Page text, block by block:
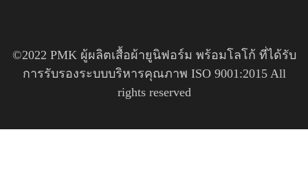
©2022 PMK ผู้ผลิตเสื้อผ้ายูนิฟอร์ม พร้อมโลโก้ ที่ได้รับ
การรับรองระบบบริหารคุณภาพ ISO 9001:2015 All
rights reserved